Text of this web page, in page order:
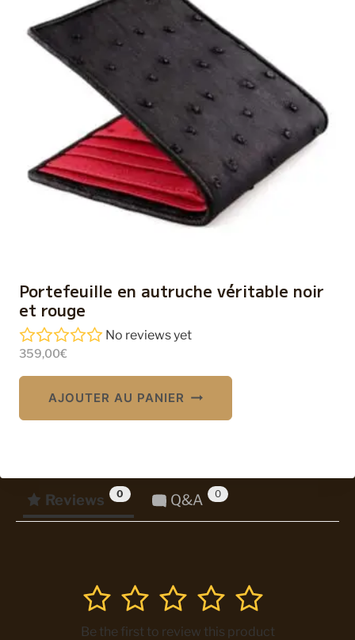
Portefeuille en autruche véritable noir
et rouge
No reviews yet
359,00€
AJOUTER AU PANIER
Reviews 0 Q&A 0
5
4
3
2
1
Be the first to review this product